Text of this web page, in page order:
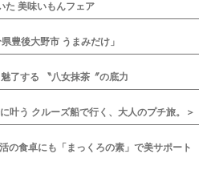
美味いもんフェア
豊後大野市 うまみだけ」
了する 〝八女抹茶〞の底力
叶う クルーズ船で行く、大人のプチ旅。＞
食卓にも「まっくろの素」で美サポート